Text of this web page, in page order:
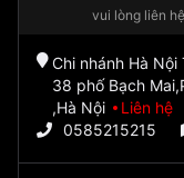
vui lòng liên
Chi nhánh Hà Nội
38 phố Bạch
,Hà Nội
Liên hệ
0585215215